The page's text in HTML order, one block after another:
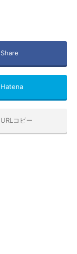
Share
Hatena
URLコピー